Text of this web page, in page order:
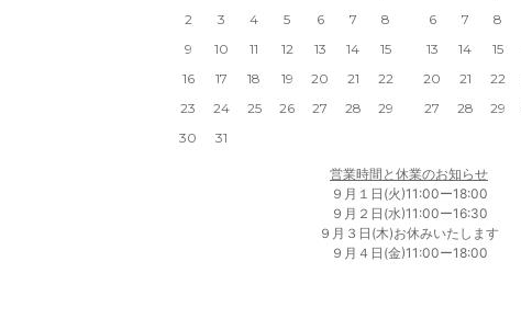
2
3 4 5 6 7
8
9
10 11 12 13 14
15
16
17 18 19 20 21
22
23
24 25 26 27 28
29
30
31
6
7 8
13
14 15
20
21 22
27
28 29
営業時間と休業のお知らせ
９月１日(火)11:00ー18:00
９月２日(水)11:00ー16:30
９月３日(木)お休みいたします
９月４日(金)11:00ー18:00